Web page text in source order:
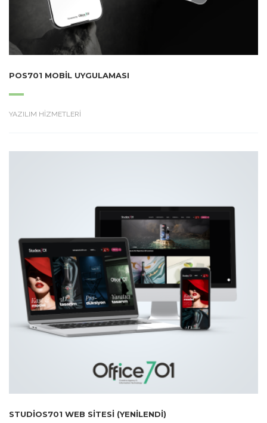
POS701 MOBIL UYGULAMASI
YAZILIM HİZMETLERİ
STUDIOS701 WEB SITESI (YENILENDI)